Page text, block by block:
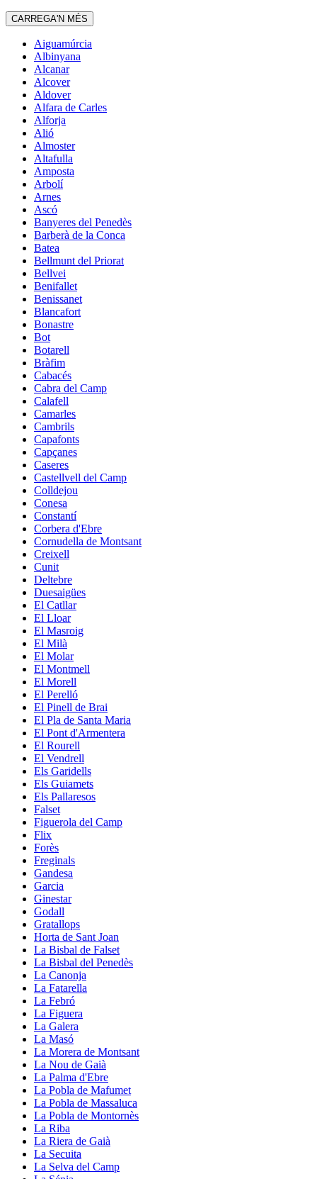
CARREGA'N MÉS
Aiguamúrcia
Albinyana
Alcanar
Alcover
Aldover
Alfara de Carles
Alforja
Alió
Almoster
Altafulla
Amposta
Arbolí
Arnes
Ascó
Banyeres del Penedès
Barberà de la Conca
Batea
Bellmunt del Priorat
Bellvei
Benifallet
Benissanet
Blancafort
Bonastre
Bot
Botarell
Bràfim
Cabacés
Cabra del Camp
Calafell
Camarles
Cambrils
Capafonts
Capçanes
Caseres
Castellvell del Camp
Colldejou
Conesa
Constantí
Corbera d'Ebre
Cornudella de Montsant
Creixell
Cunit
Deltebre
Duesaigües
El Catllar
El Lloar
El Masroig
El Milà
El Molar
El Montmell
El Morell
El Perelló
El Pinell de Brai
El Pla de Santa Maria
El Pont d'Armentera
El Rourell
El Vendrell
Els Garidells
Els Guiamets
Els Pallaresos
Falset
Figuerola del Camp
Flix
Forès
Freginals
Gandesa
Garcia
Ginestar
Godall
Gratallops
Horta de Sant Joan
La Bisbal de Falset
La Bisbal del Penedès
La Canonja
La Fatarella
La Febró
La Figuera
La Galera
La Masó
La Morera de Montsant
La Nou de Gaià
La Palma d'Ebre
La Pobla de Mafumet
La Pobla de Massaluca
La Pobla de Montornès
La Riba
La Riera de Gaià
La Secuita
La Selva del Camp